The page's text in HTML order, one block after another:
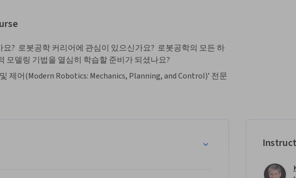
?  로봇공학 커리어에 관심이 있으신가요?  로봇공학의 모든 하
모델링 기법을 열심히 학습할 준비가 되셨나요?
제어(Modern Robotics: Mechanics, Planning, and Control)’ 전문
다.  이 전문 과정은 여섯 개의 짧은 강좌로 이루어져 있으며, 로
서는 수직 다관절 로봇 메커니즘과 폐쇄형 체인 구조 로봇에 대
의 기본이 되는 내용을 다룹니다.  형상 공간(C-